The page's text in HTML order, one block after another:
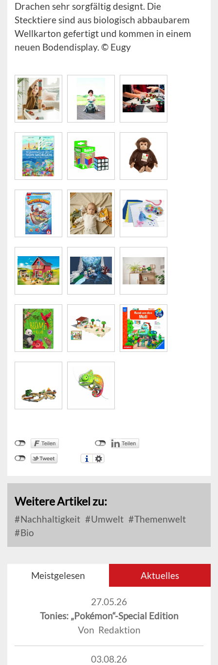
Drachen sehr sorgfältig designt. Die
Stecktiere sind aus biologisch abbaubarem
Wellkarton gefertigt und kommen in einem
neuen Bodendisplay. © Eugy
Weitere Artikel zu:
Nachhaltigkeit Umwelt
Themenwelt
Bio
Meistgelesen Aktuelles
27.05.26
Tonies: „Pokémon“-Special Edition
Von Redaktion
03.08.26